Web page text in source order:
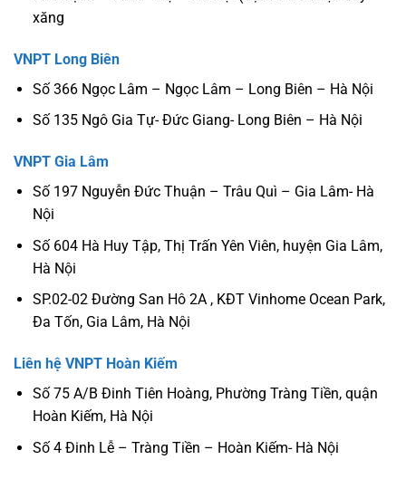
xăng
VNPT Long Biên
Số 366 Ngọc Lâm – Ngọc Lâm – Long Biên – Hà Nội
Số 135 Ngô Gia Tự- Đức Giang- Long Biên – Hà Nội
VNPT Gia Lâm
Số 197 Nguyễn Đức Thuận – Trâu Quì – Gia Lâm- Hà
Nội
Số 604 Hà Huy Tập, Thị Trấn Yên Viên, huyện Gia Lâm,
Hà Nội
SP.02-02 Đường San Hô 2A , KĐT Vinhome Ocean Park,
Đa Tốn, Gia Lâm, Hà Nội
Liên hệ VNPT Hoàn Kiếm
Số 75 A/B Đinh Tiên Hoàng, Phường Tràng Tiền, quận
Hoàn Kiếm, Hà Nội
Số 4 Đinh Lễ – Tràng Tiền – Hoàn Kiếm- Hà Nội